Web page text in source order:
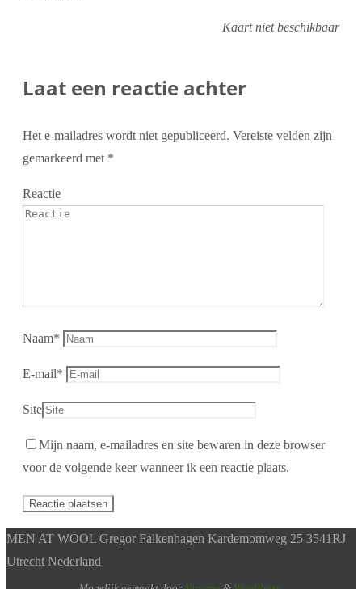
Kaart niet beschikbaar
Laat een reactie achter
Het e-mailadres wordt niet gepubliceerd. Vereiste velden zijn
gemarkeerd met *
Reactie
Naam*
E-mail*
Site
Mijn naam, e-mailadres en site bewaren in deze browser
voor de volgende keer wanneer ik een reactie plaats.
MEN AT WOOL Gregor Falkenhagen Kardemomweg 25 3541RJ
Utrecht Nederland